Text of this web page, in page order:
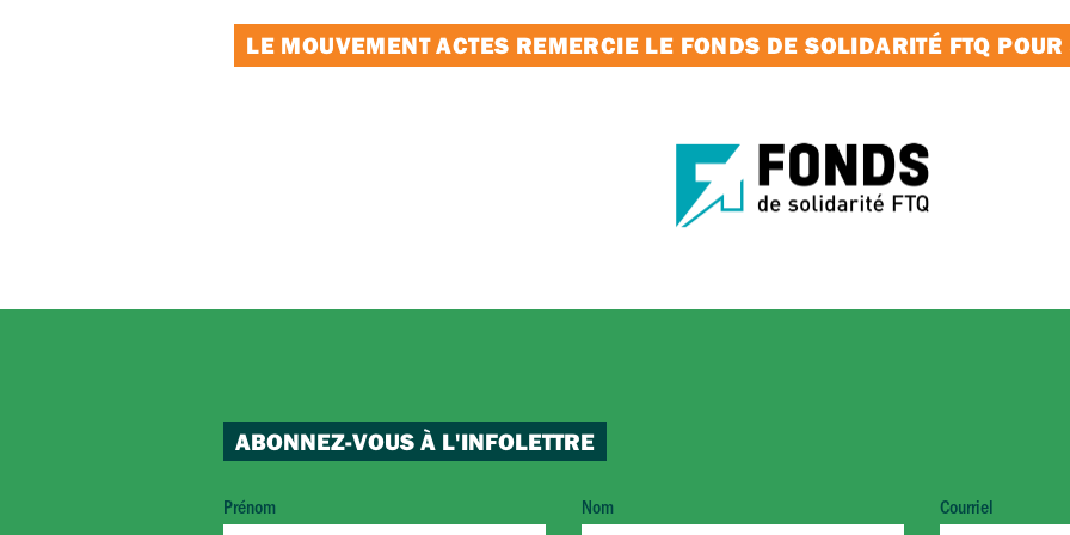
LE MOUVEMENT ACTES REMERCIE LE FONDS DE SOLIDARITÉ FTQ
ABONNEZ-VOUS À L'INFOLETTRE
Prénom Nom Courriel